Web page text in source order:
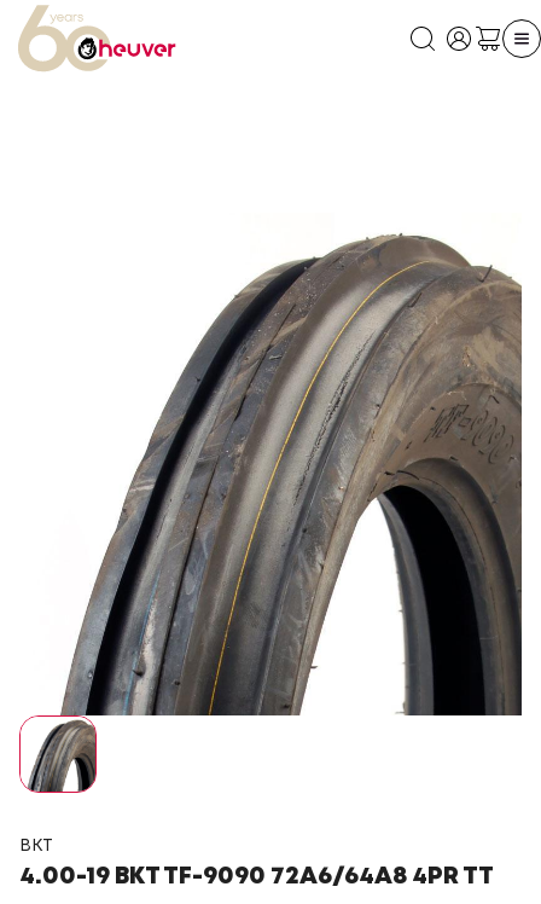
BKT
4.00-19 BKT TF-9090 72A6/64A8 4PR TT